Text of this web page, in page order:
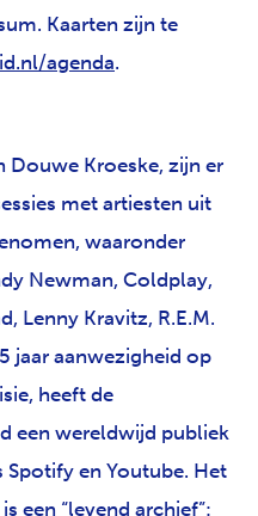
Kaarten zijn te
agenda.
Douwe Kroeske, zijn er
met artiesten uit
waaronder
Newman, Coldplay,
Lenny Kravitz, R.E.M.
jaar aanwezigheid op
heeft de
een wereldwijd publiek
en Youtube. Het
een “levend archief”: